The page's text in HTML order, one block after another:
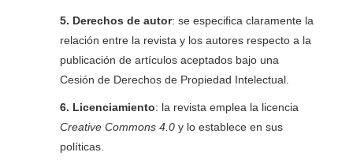
5. Derechos de autor: se especifica claramente la
relación entre la revista y los autores respecto a la
publicación de artículos aceptados bajo una
Cesión de Derechos de Propiedad Intelectual.
6. Licenciamiento: la revista emplea la licencia
Creative Commons 4.0 y lo establece en sus
políticas.